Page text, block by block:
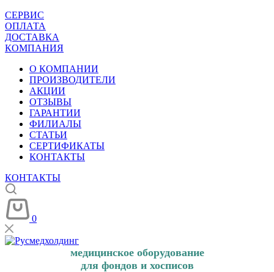
СЕРВИС
ОПЛАТА
ДОСТАВКА
КОМПАНИЯ
О КОМПАНИИ
ПРОИЗВОДИТЕЛИ
АКЦИИ
ОТЗЫВЫ
ГАРАНТИИ
ФИЛИАЛЫ
СТАТЬИ
СЕРТИФИКАТЫ
КОНТАКТЫ
КОНТАКТЫ
0
медицинское оборудование
для фондов и хосписов